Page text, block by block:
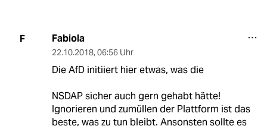
F Fabiola
22.10.2018, 06:56 Uhr
Die AfD initiiert hier etwas, was die
NSDAP sicher auch gern gehabt hätte!
Ignorieren und zumüllen der Plattform ist das
beste, was zu tun bleibt. Ansonsten sollte es